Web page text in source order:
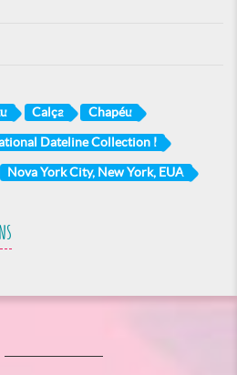
Calça Chapéu
Dateline Collection I
Nova York City, New York, EUA